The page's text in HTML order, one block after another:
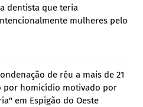
dentista que teria
mulheres pelo
de réu a mais de 21
por homicídio motivado por
em Espigão do Oeste